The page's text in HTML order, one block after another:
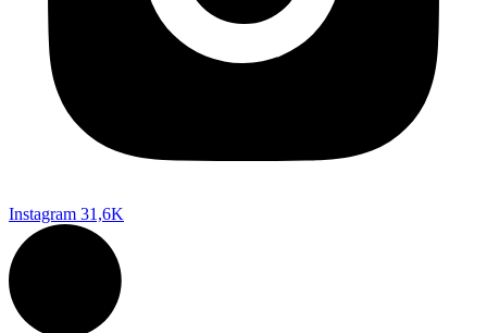
Instagram 31,6K